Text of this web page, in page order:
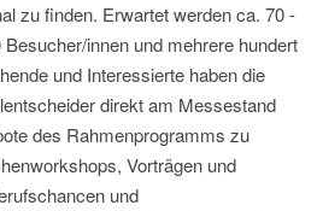
zu finden. Erwartet werden ca. 70 -
innen und mehrere hundert
und Interessierte haben die
direkt am Messestand
des Rahmenprogramms zu
Vorträgen und
und